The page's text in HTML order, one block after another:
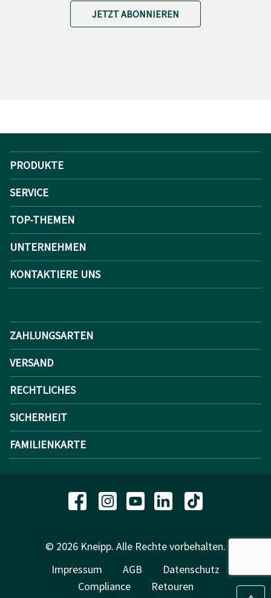
JETZT ABONNIEREN
PRODUKTE
SERVICE
TOP-THEMEN
UNTERNEHMEN
KONTAKTIERE UNS
ZAHLUNGSARTEN
VERSAND
RECHTLICHES
SICHERHEIT
FAMILIENKARTE
© 2026 Kneipp. Alle Rechte vorbehalten.
Impressum
AGB
Datenschutz
Compliance
Retouren